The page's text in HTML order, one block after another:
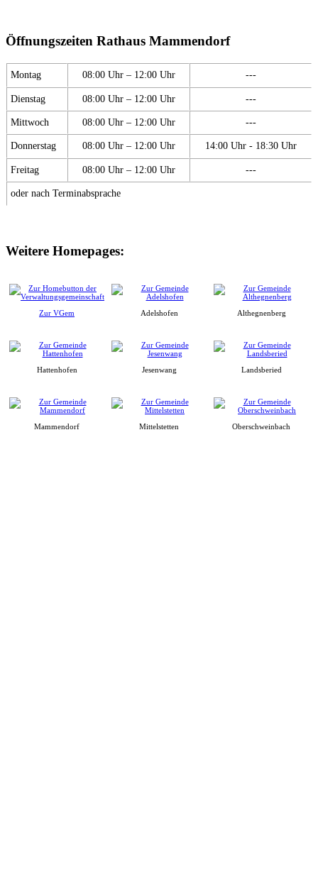
Öffnungszeiten Rathaus Mammendorf
Montag 08:00 Uhr – 12:00 Uhr ---
Dienstag 08:00 Uhr – 12:00 Uhr ---
Mittwoch 08:00 Uhr – 12:00 Uhr ---
Donnerstag 08:00 Uhr – 12:00 Uhr 14:00 Uhr - 18:30 Uhr
Freitag 08:00 Uhr – 12:00 Uhr ---
oder nach Terminabsprache
Weitere Homepages:
Zur VGem Adelshofen Althegnenberg
Hattenhofen Jesenwang Landsberied
Mammendorf Mittelstetten Oberschweinbach